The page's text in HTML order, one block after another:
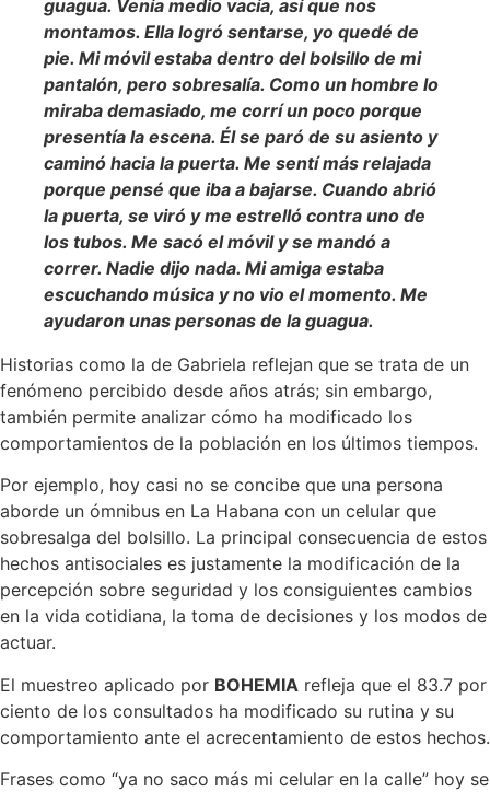
guagua. Venía medio vacía, así que nos
montamos. Ella logró sentarse, yo quedé de
pie. Mi móvil estaba dentro del bolsillo de mi
pantalón, pero sobresalía. Como un hombre lo
miraba demasiado, me corrí un poco porque
presentía la escena. Él se paró de su asiento y
caminó hacia la puerta. Me sentí más relajada
porque pensé que iba a bajarse. Cuando abrió
la puerta, se viró y me estrelló contra uno de
los tubos. Me sacó el móvil y se mandó a
correr. Nadie dijo nada. Mi amiga estaba
escuchando música y no vio el momento. Me
ayudaron unas personas de la guagua.
Historias como la de Gabriela reflejan que se trata de un
fenómeno percibido desde años atrás; sin embargo,
también permite analizar cómo ha modificado los
comportamientos de la población en los últimos tiempos.
Por ejemplo, hoy casi no se concibe que una persona
aborde un ómnibus en La Habana con un celular que
sobresalga del bolsillo. La principal consecuencia de estos
hechos antisociales es justamente la modificación de la
percepción sobre seguridad y los consiguientes cambios
en la vida cotidiana, la toma de decisiones y los modos de
actuar.
El muestreo aplicado por BOHEMIA refleja que el 83.7 por
ciento de los consultados ha modificado su rutina y su
comportamiento ante el acrecentamiento de estos hechos.
Frases como “ya no saco más mi celular en la calle” hoy se